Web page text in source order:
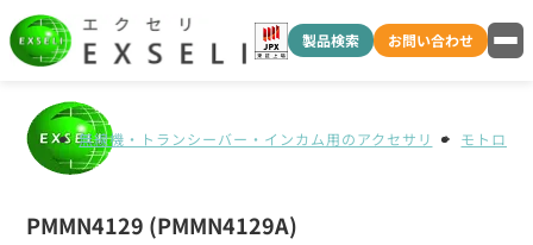
製品検索 お問い合わせ
無線機・トランシーバー・インカム用のアクセサリ モトロー
PMMN4129 (PMMN4129A)